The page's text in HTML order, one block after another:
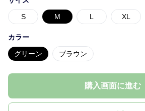
S M L XL
カラー
グリーン ブラウン
購入画面に進む